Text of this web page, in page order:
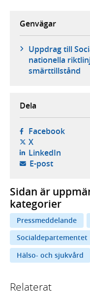
Genvägar
Uppdrag till
nationella
smärttillstånd
Dela
Facebook-
X- öppnas i ny
LinkedIn-
E-post- öppnar
Sidan är
kategorier
Pressmeddelande
Socialdepartementet
Hälso- och sjukvård
Relaterat